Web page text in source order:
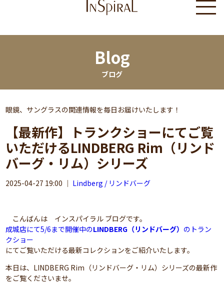
Blog
ブログ
眼鏡、サングラスの関連情報を毎日お届けいたします！
【最新作】トランクショーにてご覧
いただけるLINDBERG Rim（リンド
バーグ・リム）シリーズ
2025-04-27 19:00 ｜ Lindberg / リンドバーグ
こんばんは インスパイラル ブログです。
成城店にて5/6まで開催中のLINDBERG（リンドバーグ） のトラン
クショー
にてご覧いただける最新コレクションをご紹介いたします。
本日は、LINDBERG Rim（リンドバーグ・リム）シリーズの最新作
をご覧くださいませ。